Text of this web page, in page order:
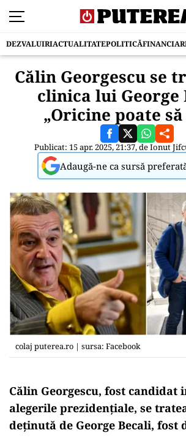
DEZVALUIRIACTUALITATEPOLITICĂFINANCIAR
Călin Georgescu se
clinica lui George
„Oricine poate
Publicat: 15 apr. 2025, 21:37, deIonut
Adaugă-ne ca sursă
colaj puterea.ro | sursa: Facebook
Călin Georgescu, fost candidat
alegerile prezidențiale, se
deținută de George Becali, fost